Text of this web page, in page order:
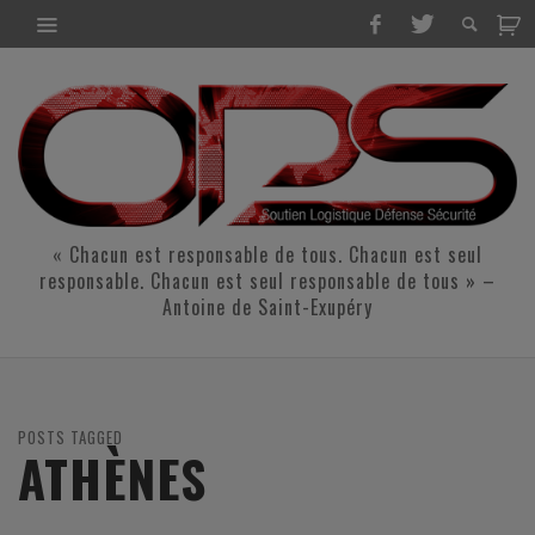
« Chacun est responsable de tous. Chacun est seul
responsable. Chacun est seul responsable de tous » –
Antoine de Saint-Exupéry
POSTS TAGGED
ATHÈNES